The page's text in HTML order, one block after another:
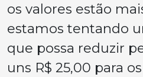
os valores estão
estamos tentando
que possa reduzir
uns R$ 25,00 para